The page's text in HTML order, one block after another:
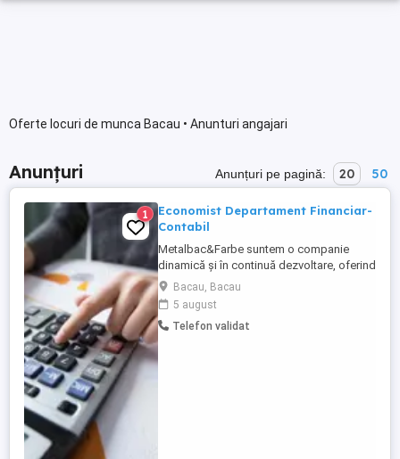
Oferte locuri de munca Bacau • Anunturi angajari
Anunțuri Anunțuri pe pagină: 20 50
1
Economist Departament Financiar-
Contabil
Metalbac&Farbe suntem o companie
dinamică și în continuă dezvoltare, oferind
soluții inovative și profesionale pentru
clienții noștri. Suntem în căutarea unui
economist contabil, talentat a pentru a se
alătura echipei noastre din departamentul
Bacau, Bacau
5 august
Telefon validat